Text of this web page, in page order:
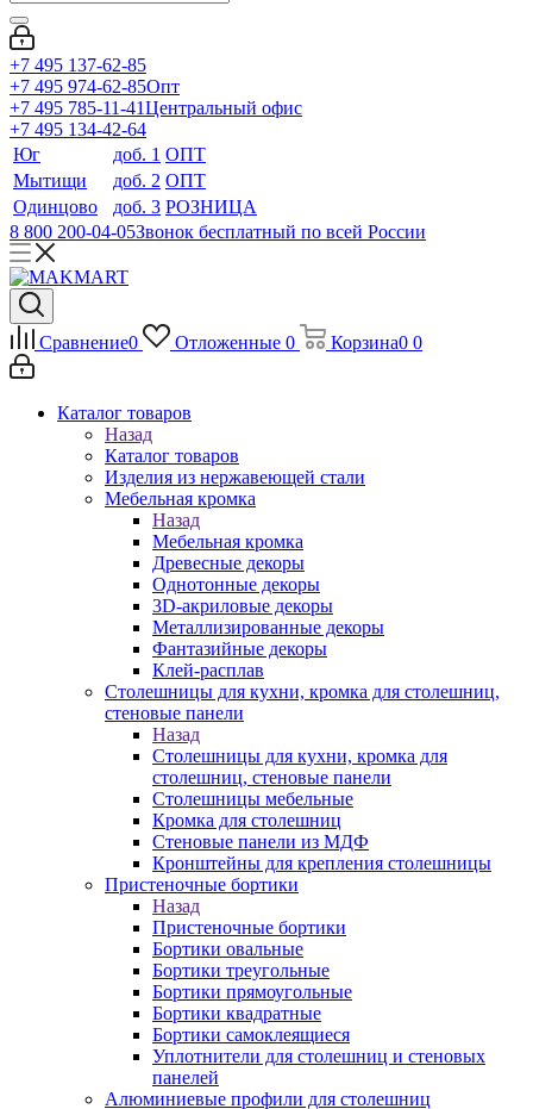
+7 495 137-62-85
+7 495 974-62-85Опт
+7 495 785-11-41Центральный офис
+7 495 134-42-64
Юг
доб. 1 ОПТ
Мытищи
доб. 2 ОПТ
Одинцово
доб. 3 РОЗНИЦА
8 800 200-04-05Звонок бесплатный по всей России
Сравнение0 Отложенные 0 Корзина0 0
Каталог товаров
Назад
Каталог товаров
Изделия из нержавеющей стали
Мебельная кромка
Назад
Мебельная кромка
Древесные декоры
Однотонные декоры
3D-акриловые декоры
Металлизированные декоры
Фантазийные декоры
Клей-расплав
Столешницы для кухни, кромка для столешниц,
стеновые панели
Назад
Столешницы для кухни, кромка для
столешниц, стеновые панели
Столешницы мебельные
Кромка для столешниц
Стеновые панели из МДФ
Кронштейны для крепления столешницы
Пристеночные бортики
Назад
Пристеночные бортики
Бортики овальные
Бортики треугольные
Бортики прямоугольные
Бортики квадратные
Бортики самоклеящиеся
Уплотнители для столешниц и стеновых
панелей
Алюминиевые профили для столешниц